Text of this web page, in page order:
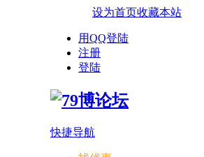
设为首页收藏本站
用QQ登陆
注册
登陆
快捷导航